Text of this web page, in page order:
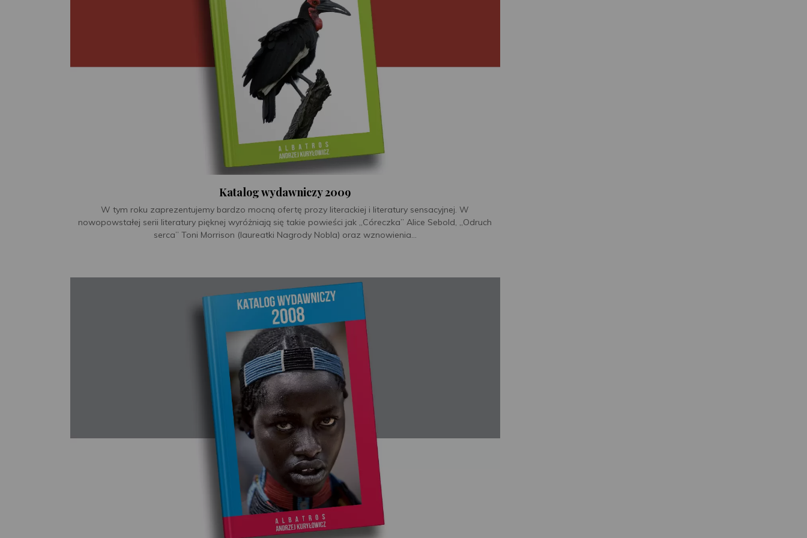
Katalog wydawniczy 2009
W tym roku zaprezentujemy bardzo mocną ofertę prozy literackiej i literatury sensacyjnej. W
nowopowstałej serii literatury pięknej wyróżniają się takie powieści jak „Córeczka” Alice Sebold, „Odruch
serca” Toni Morrison (laureatki Nagrody Nobla) oraz wznowienia...